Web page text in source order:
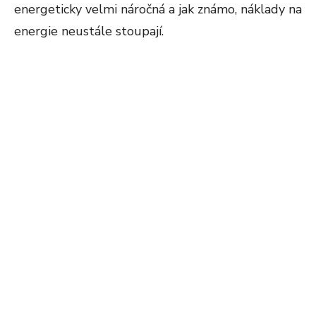
energeticky velmi náročná a jak známo, náklady na
energie neustále stoupají.